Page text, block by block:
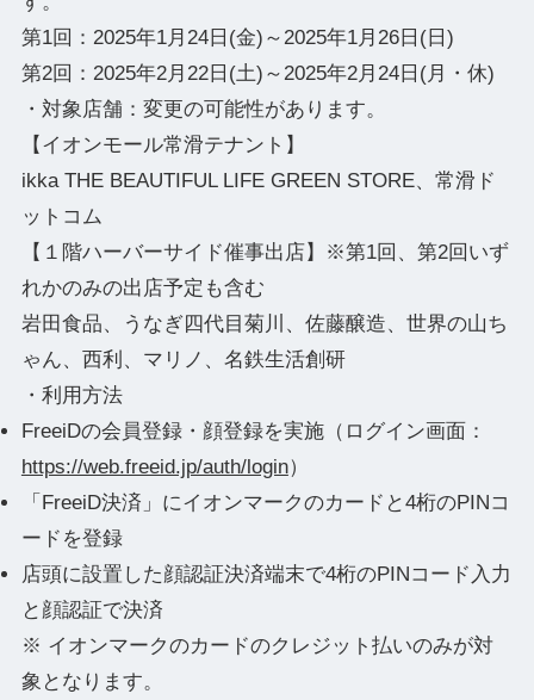
第1回：2025年1月24日(金)～2025年1月26日(日)
第2回：2025年2月22日(土)～2025年2月24日(月・休)
・対象店舗：変更の可能性があります。
【イオンモール常滑テナント】
ikka THE BEAUTIFUL LIFE GREEN STORE、常滑ド
ットコム
【１階ハーバーサイド催事出店】※第1回、第2回いず
れかのみの出店予定も含む
岩田食品、うなぎ四代目菊川、佐藤醸造、世界の山ち
ゃん、西利、マリノ、名鉄生活創研
・利用方法
FreeiDの会員登録・顔登録を実施（ログイン画面：
https://web.freeid.jp/auth/login）
「FreeiD決済」にイオンマークのカードと4桁のPINコ
ードを登録
店頭に設置した顔認証決済端末で4桁のPINコード入力
と顔認証で決済
※ イオンマークのカードのクレジット払いのみが対
象となります。